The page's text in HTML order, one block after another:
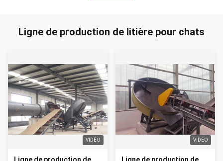
Ligne de production de litière pour chats
VIDÉO VIDÉO